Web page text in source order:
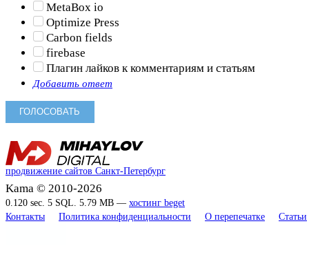
MetaBox io
Optimize Press
Carbon fields
firebase
Плагин лайков к комментариям и статьям
Добавить ответ
продвижение сайтов Санкт-Петербург
Kama © 2010-2026
0.120 sec. 5 SQL. 5.79 MB — хостинг beget
Контакты
Политика конфиденциальности О перепечатке Статьи